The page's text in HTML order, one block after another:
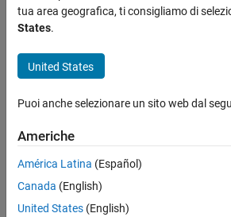
trying to get
from a
but i keep
getting a
one answer
SIGMA in
the
tua area geografica, ti consigliamo di
States.
United States
Puoi anche selezionare un sito web dal
Americhe
América Latina (Español)
Canada (English)
United States (English)